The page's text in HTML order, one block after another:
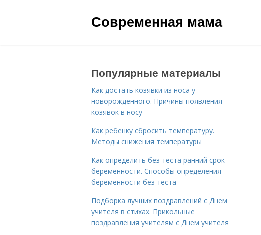
Современная мама
Популярные материалы
Как достать козявки из носа у
новорожденного. Причины появления
козявок в носу
Как ребенку сбросить температуру.
Методы снижения температуры
Как определить без теста ранний срок
беременности. Способы определения
беременности без теста
Подборка лучших поздравлений с Днем
учителя в стихах. Прикольные
поздравления учителям с Днем учителя